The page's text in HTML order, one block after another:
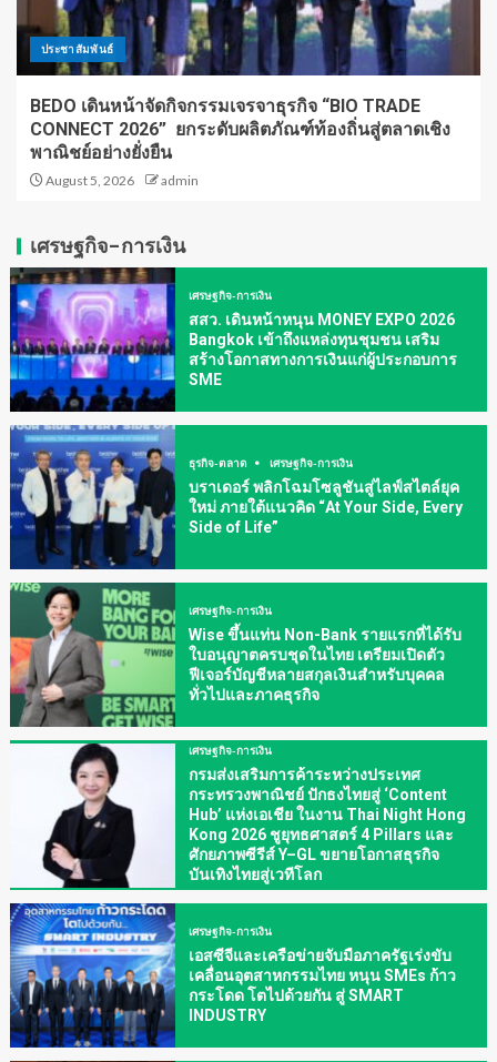
ประชาสัมพันธ์
BEDO เดินหน้าจัดกิจกรรมเจรจาธุรกิจ “BIO TRADE
CONNECT 2026” ยกระดับผลิตภัณฑ์ท้องถิ่นสู่ตลาดเชิง
พาณิชย์อย่างยั่งยืน
August 5, 2026 admin
เศรษฐกิจ-การเงิน
เศรษฐกิจ-การเงิน
สสว. เดินหน้าหนุน MONEY EXPO 2026
Bangkok เข้าถึงแหล่งทุนชุมชน เสริม
สร้างโอกาสทางการเงินแก่ผู้ประกอบการ
SME
ธุรกิจ-ตลาด เศรษฐกิจ-การเงิน
บราเดอร์ พลิกโฉมโซลูชันสู่ไลฟ์สไตล์ยุค
ใหม่ ภายใต้แนวคิด “At Your Side, Every
Side of Life”
เศรษฐกิจ-การเงิน
Wise ขึ้นแท่น Non-Bank รายแรกที่ได้รับ
ใบอนุญาตครบชุดในไทย เตรียมเปิดตัว
ฟีเจอร์บัญชีหลายสกุลเงินสำหรับบุคคล
ทั่วไปและภาคธุรกิจ
เศรษฐกิจ-การเงิน
กรมส่งเสริมการค้าระหว่างประเทศ
กระทรวงพาณิชย์ ปักธงไทยสู่ ‘Content
Hub’ แห่งเอเชีย ในงาน Thai Night Hong
Kong 2026 ชูยุทธศาสตร์ 4 Pillars และ
ศักยภาพซีรีส์ Y–GL ขยายโอกาสธุรกิจ
บันเทิงไทยสู่เวทีโลก
เศรษฐกิจ-การเงิน
เอสซีจีและเครือข่ายจับมือภาครัฐเร่งขับ
เคลื่อนอุตสาหกรรมไทย หนุน SMEs ก้าว
กระโดด โตไปด้วยกัน สู่ SMART
INDUSTRY